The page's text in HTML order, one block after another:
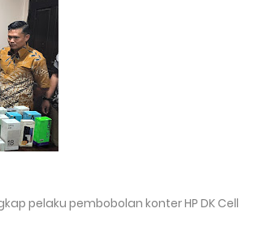
pelaku pembobolan konter HP DK Cell